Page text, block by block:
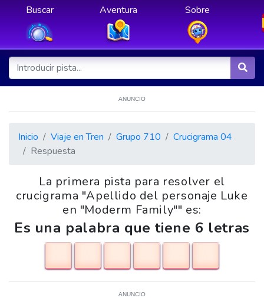
Buscar Aventura Sobre
ANUNCIO
Inicio Viaje en Tren Grupo 710
Crucigrama 04
Respuesta
La primera pista para resolver el
crucigrama "Apellido del personaje Luke
en "Moderm Family"" es:
Es una palabra que tiene 6 letras
ANUNCIO